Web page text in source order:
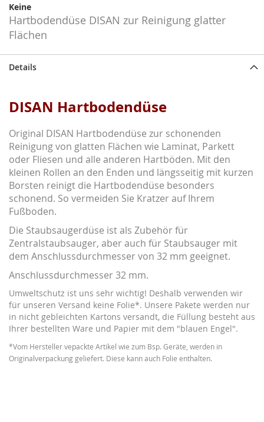
Keine
Hartbodendüse DISAN zur Reinigung glatter
Flächen
Details
DISAN Hartbodendüse
Original DISAN Hartbodendüse zur schonenden
Reinigung von glatten Flächen wie Laminat, Parkett
oder Fliesen und alle anderen Hartböden. Mit den
kleinen Rollen an den Enden und längsseitig mit kurzen
Borsten reinigt die Hartbodendüse besonders
schonend. So vermeiden Sie Kratzer auf Ihrem
Fußboden.
Die Staubsaugerdüse ist als Zubehör für
Zentralstaubsauger, aber auch für Staubsauger mit
dem Anschlussdurchmesser von 32 mm geeignet.
Anschlussdurchmesser 32 mm.
Umweltschutz ist uns sehr wichtig! Deshalb verwenden wir
für unseren Versand keine Folie*. Unsere Pakete werden nur
in nicht gebleichten Kartons versandt, die Füllung besteht aus
Ihrer bestellten Ware und Papier mit dem "blauen Engel".
*Vom Hersteller vepackte Artikel wie zum Bsp. Geräte, werden in
Originalverpackung geliefert. Diese kann auch Folie enthalten.